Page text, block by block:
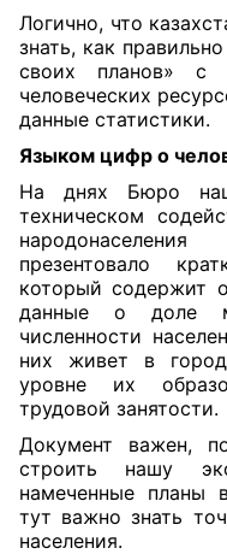
Логично, что
знать, как
своих планов» с
человеческих
данные статистики.
Языком цифр о
На днях Бюро
техническом
презентовало
который содержит
данные о доле
численности
них живет в
уровне их
трудовой занятости.
Документ важен,
строить нашу
намеченные планы
тут важно знать
населения.